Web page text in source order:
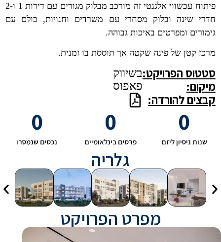
פיתוח עכשווי אלגנטי זה מורכב מבלוק מגורים עם דירות 1 ו-2
חדרי שינה ובלוק מסחרי עם משרדים וחנויות, כולם עם
גימורים ומפרטים באיכות גבוהה.
מרכז קטן של פינה שקטה אך תוססת בו זמנית.
סטטוס הפרויקט:
מיקום:
קבצים להורדה:
בשיווק
פאפוס
שנות ניסיון ליזם
0
פרסים בינלאומיים
0
נכסים שנמסרו
0
גלריה
מפרט הפרויקט